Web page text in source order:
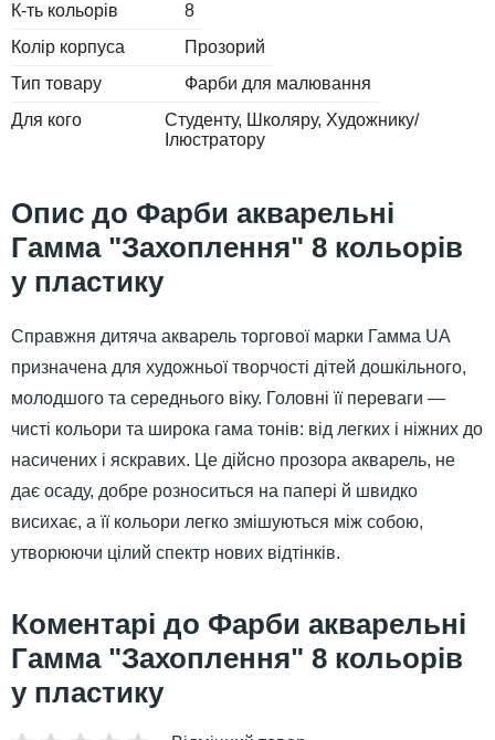
К-ть кольорів
8
Колір корпуса
Прозорий
Тип товару
Фарби для малювання
Для кого
Студенту Школяру Художнику/
Ілюстратору
Фарби акварельні
Гамма "Захоплення" 8 кольорів
у пластику
Справжня дитяча акварель торгової марки Гамма UA
призначена для художньої творчості дітей дошкільного,
молодшого та середнього віку. Головні її переваги —
чисті кольори та широка гама тонів: від легких і ніжних до
насичених і яскравих. Це дійсно прозора акварель, не
дає осаду, добре розноситься на папері й швидко
висихає, а її кольори легко змішуються між собою,
утворюючи цілий спектр нових відтінків.
Фарби акварельні
Гамма "Захоплення" 8 кольорів
у пластику